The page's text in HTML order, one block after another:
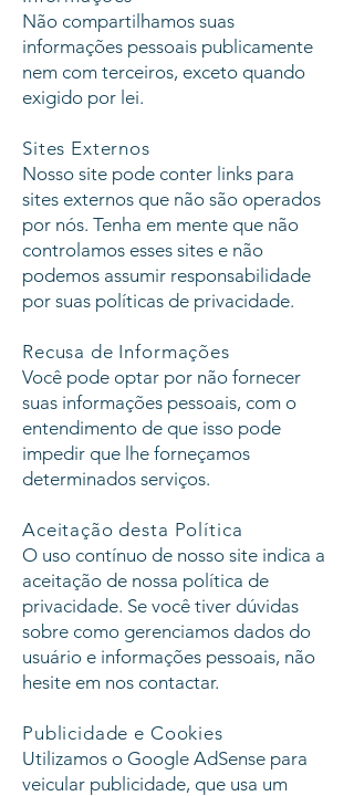
Não compartilhamos suas
informações pessoais publicamente
nem com terceiros, exceto quando
exigido por lei.
Sites Externos
Nosso site pode conter links para
sites externos que não são operados
por nós. Tenha em mente que não
controlamos esses sites e não
podemos assumir responsabilidade
por suas políticas de privacidade.
Recusa de Informações
Você pode optar por não fornecer
suas informações pessoais, com o
entendimento de que isso pode
impedir que lhe forneçamos
determinados serviços.
Aceitação desta Política
O uso contínuo de nosso site indica a
aceitação de nossa política de
privacidade. Se você tiver dúvidas
sobre como gerenciamos dados do
usuário e informações pessoais, não
hesite em nos contactar.
Publicidade e Cookies
Utilizamos o Google AdSense para
veicular publicidade, que usa um